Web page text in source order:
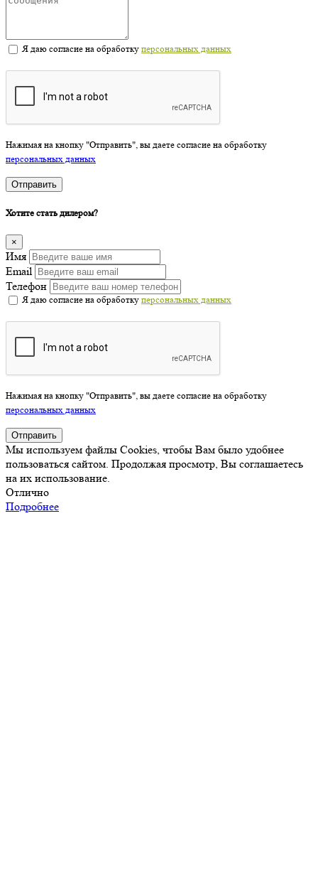
Я даю согласие на обработку персональных данных
Нажимая на кнопку "Отправить", вы даете согласие на обработку
персональных данных
Отправить
Хотите стать дилером?
×
Имя
Email
Телефон
Я даю согласие на обработку персональных данных
Нажимая на кнопку "Отправить", вы даете согласие на обработку
персональных данных
Отправить
Мы используем файлы Cookies, чтобы Вам было удобнее
пользоваться сайтом. Продолжая просмотр, Вы соглашаетесь
на их использование.
Отлично
Подробнее